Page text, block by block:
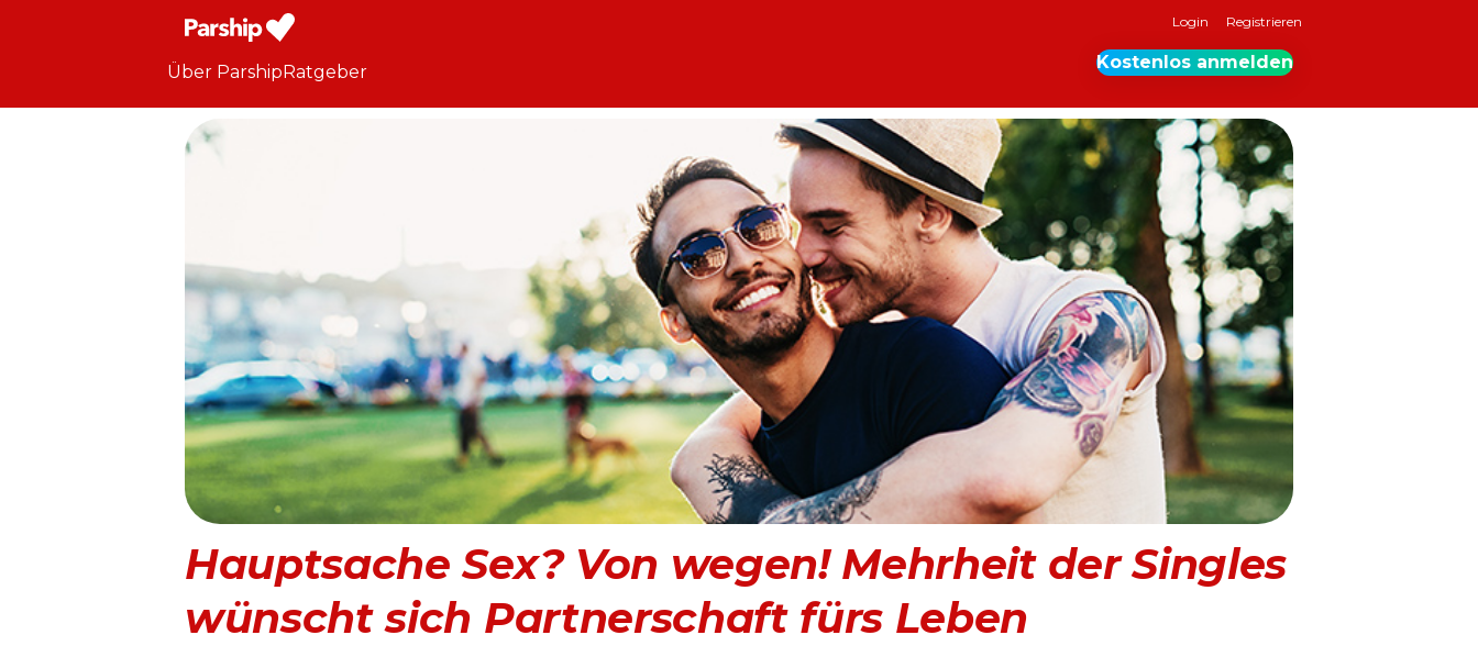
Login Registrieren
Über ParshipRatgeber Kostenlos anmelden
Hauptsache Sex? Von wegen! Mehrheit der Singles
wünscht sich Partnerschaft fürs Leben